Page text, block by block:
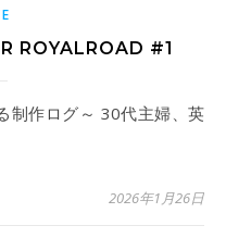
ROYALROAD #1
2026年1月26日